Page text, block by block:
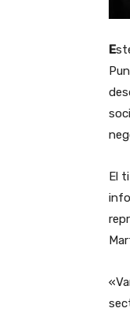
E
El